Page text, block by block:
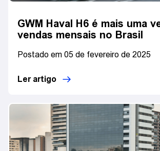
GWM Haval H6 é mais uma
vendas mensais no Brasil
Postado em 05 de fevereiro de 2025
Ler artigo